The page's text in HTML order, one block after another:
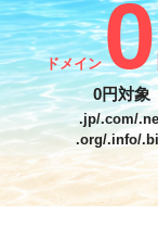
おすすめ One
外部サービスでの
おすすめ One
ドメイン0
0円対象
.jp/.com/
.org/.info/